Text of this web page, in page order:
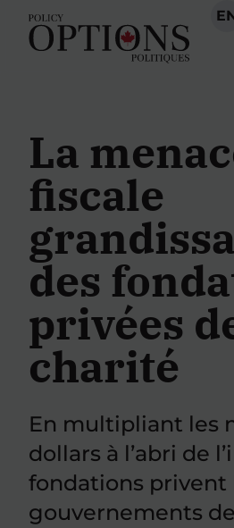
La
fiscale
des
privées
charité
En multipliant les
dollars à l’abri de
fondations privent
gouvernements